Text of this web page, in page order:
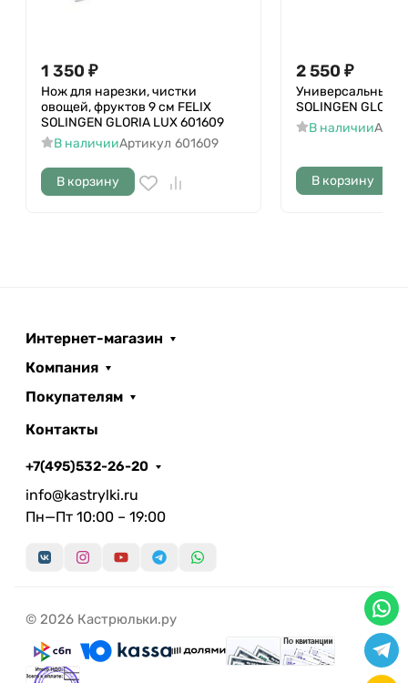
1 350 ₽
Нож для нарезки, чистки
овощей, фруктов 9 cм FELIX
SOLINGEN GLORIA LUX 601609
В наличииАртикул 601609
В корзину
2 550 ₽
Универсальный
SOLINGEN
В наличии
В корзину
Интернет-магазин
Компания
Покупателям
Контакты
+7(495)532-26-20
info@kastrylki.ru
Пн—Пт 10:00 – 19:00
© 2026 Кастрюльки.ру